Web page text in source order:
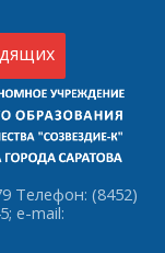
Телефон: (8452)
e-mail: